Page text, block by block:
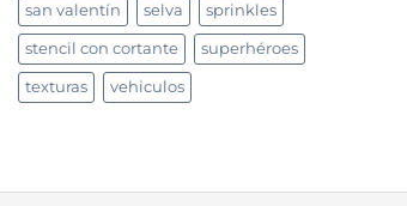
san valentín selva sprinkles
stencil con cortante superhéroes
texturas vehiculos